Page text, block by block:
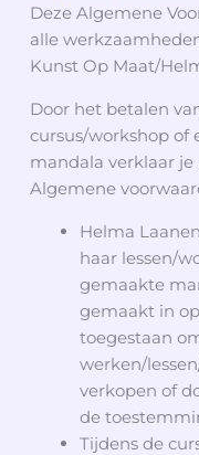
Deze Algemene
alle
Kunst Op Maat/
Door het betalen
cursus/workshop of
mandala verklaar
Algemene
Helma
haar lessen/
gemaakte
gemaakt in
toegestaan
werken/
verkopen of
de
Tijdens de